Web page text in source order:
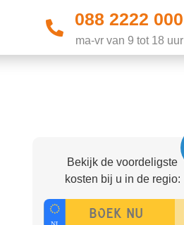
088 2222 000
ma-vr van 9 tot 18 uur
Bekijk de voordeligste
kosten bij u in de regio: